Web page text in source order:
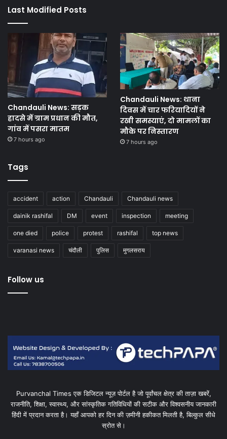
Last Modified Posts
Chandauli News: सड़क
हादसे में ग्राम प्रधान की मौत,
गांव में पसरा मातम
7 hours ago
Chandauli News: थाना
दिवस में चार फरियादियों ने
रखी समस्याएं, दो मामलों का
मौके पर निस्तारण
7 hours ago
Tags
accident action Chandauli Chandauli news
dainik rashifal DM event inspection meeting
one died police protest rashifal top news
varanasi news चंदौली पुलिस मुगलसराय
Follow us
Purvanchal Times एक डिजिटल न्यूज़ पोर्टल है जो पूर्वांचल क्षेत्र की ताज़ा खबरें,
राजनीति, शिक्षा, स्वास्थ्य, और सांस्कृतिक गतिविधियों की सटीक और विश्वसनीय जानकारी
हिंदी में प्रदान करता है। यहाँ आपको हर दिन की ज़मीनी हकीकत मिलती है, बिल्कुल सीधे
स्रोत से।